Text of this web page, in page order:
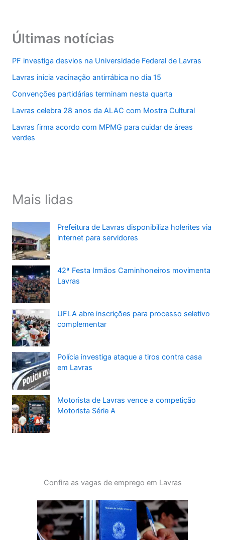
Últimas notícias
PF investiga desvios na Universidade Federal de Lavras
Lavras inicia vacinação antirrábica no dia 15
Convenções partidárias terminam nesta quarta
Lavras celebra 28 anos da ALAC com Mostra Cultural
Lavras firma acordo com MPMG para cuidar de áreas
verdes
Mais lidas
Prefeitura de Lavras disponibiliza holerites via
internet para servidores
42ª Festa Irmãos Caminhoneiros movimenta
Lavras
UFLA abre inscrições para processo seletivo
complementar
Polícia investiga ataque a tiros contra casa
em Lavras
Motorista de Lavras vence a competição
Motorista Série A
Confira as vagas de emprego em Lavras